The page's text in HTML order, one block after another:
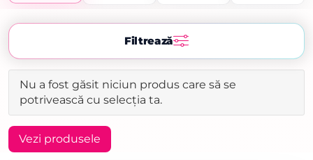
Nu a fost găsit niciun produs care să se
potrivească cu selecția ta.
Vezi produsele
Filtrează